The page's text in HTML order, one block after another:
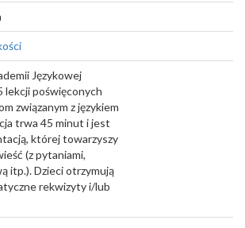
Językowej
lekcji poświęconych
związanym z językiem
trwa 45 minut i jest
której towarzyszy
(z pytaniami,
itp.). Dzieci otrzymują
rekwizyty i/lub